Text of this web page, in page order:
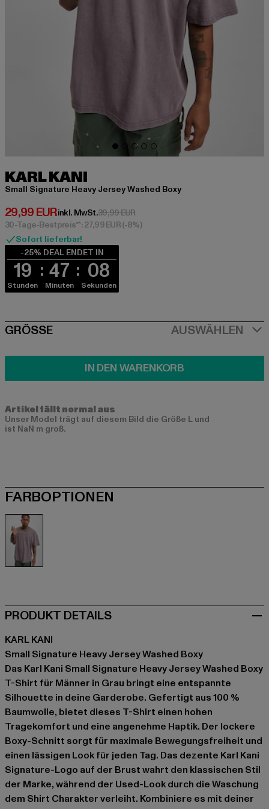
KARL KANI
Small Signature Heavy Jersey Washed Boxy
29,99 EUR
Derzeitiger Preis: 29,99 EUR
inkl. MwSt.39,99 EURAktionspreis: 39,99 EUR
30-Tage-Bestpreis**: 27,99 EUR(-8%)
Sofort lieferbar!
-25% DEAL ENDET IN
19
Stunden
47
Minuten
07
Sekunden
SIZE
GRÖSSE AUSWÄHLEN
IN DEN WARENKORB
Artikel fällt normal aus
Unser Model trägt auf diesem Bild die Größe L und
ist NaN m groß.
FARBOPTIONEN
PRODUKT DETAILS
KARL KANI
Small Signature Heavy Jersey Washed Boxy
Das Karl Kani Small Signature Heavy Jersey Washed Boxy
T-Shirt für Männer in Grau bringt eine entspannte
Silhouette in deine Garderobe. Gefertigt aus 100 %
Baumwolle, bietet dieses T-Shirt einen hohen
Tragekomfort und eine angenehme Haptik. Der lockere
Boxy-Schnitt sorgt für maximale Bewegungsfreiheit und
einen lässigen Look für jeden Tag. Das dezente Karl Kani
Signature-Logo auf der Brust wahrt den klassischen Stil
der Marke, während der Used-Look durch die Waschung
dem Shirt Charakter verleiht. Kombiniere es mit deiner